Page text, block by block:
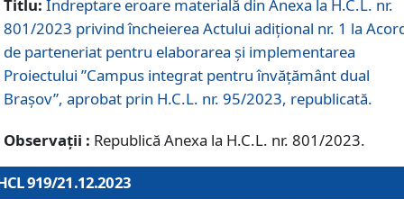
Titlu: Îndreptare eroare materială din Anexa la H.C.L. nr.
801/2023 privind încheierea Actului adițional nr. 1 la
de parteneriat pentru elaborarea și implementarea
Proiectului ”Campus integrat pentru învățământ dual
Brașov”, aprobat prin H.C.L. nr. 95/2023, republicată.
Observații : Republică Anexa la H.C.L. nr. 801/2023.
919/21.12.2023